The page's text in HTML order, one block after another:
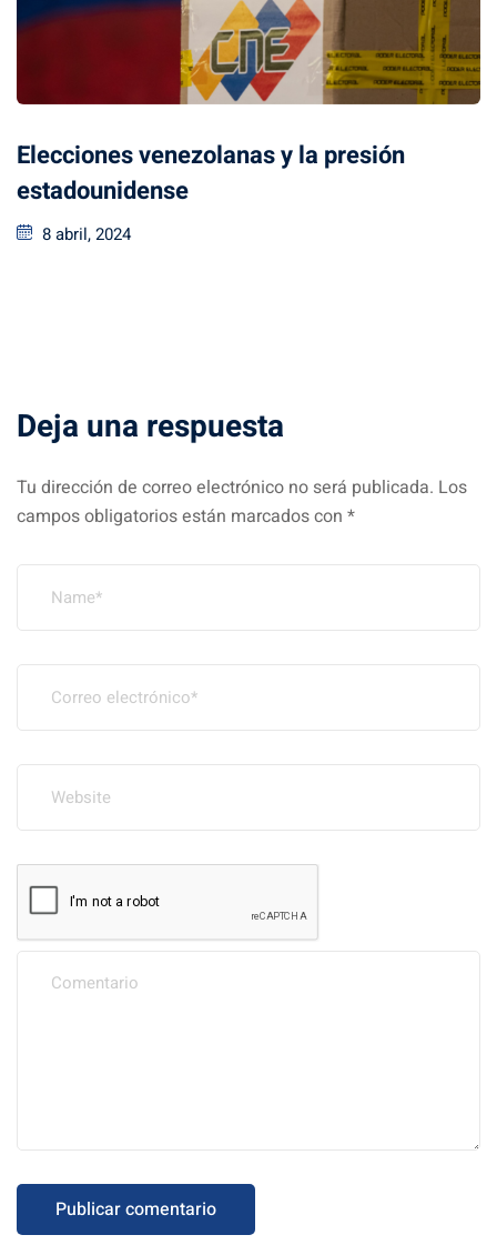
Elecciones venezolanas y la presión
estadounidense
8 abril, 2024
Deja una respuesta
Tu dirección de correo electrónico no será publicada. Los
campos obligatorios están marcados con *